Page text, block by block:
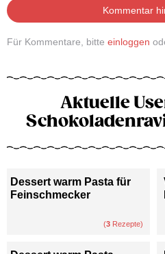
Kommentar
Für Kommentare, bitte einloggen
Aktuelle
Dessert warm Pasta für
Feinschmecker
(3 Rezepte)